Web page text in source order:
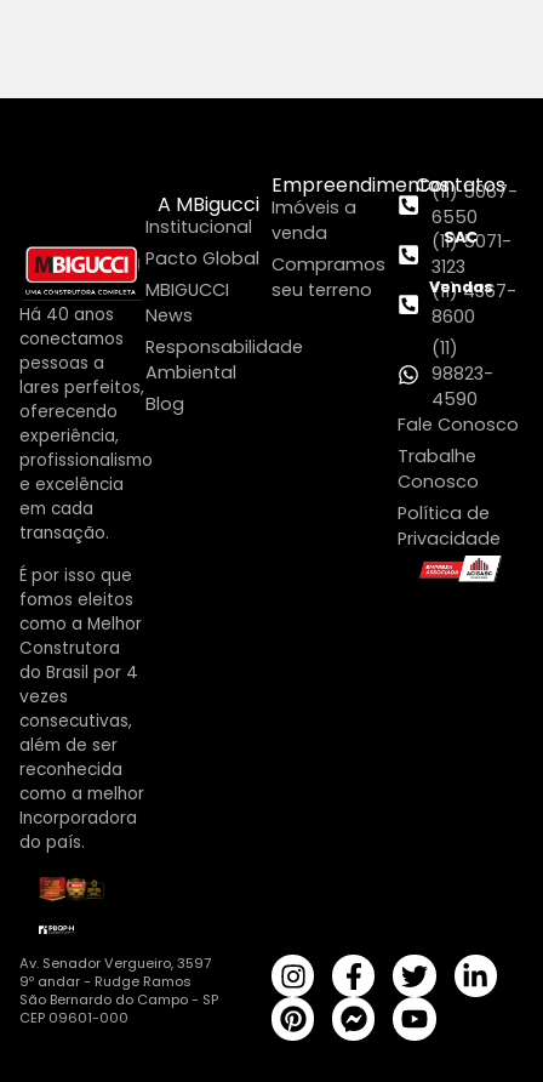
Há 40 anos
conectamos
pessoas a
lares perfeitos,
oferecendo
experiência,
profissionalismo
e excelência
em cada
transação.
É por isso que
fomos eleitos
como a Melhor
Construtora
do Brasil por 4
vezes
consecutivas,
além de ser
reconhecida
como a melhor
Incorporadora
do país.
A MBigucci
Institucional
Pacto Global
MBIGUCCI
News
Responsabilidade
Ambiental
Blog
Empreendimentos
Imóveis a
venda
Compramos
seu terreno
Contatos
(11) 5067-
6550
SAC
(11) 5071-
3123
Vendas
(11) 4367-
8600
(11)
98823-
4590
Fale Conosco
Trabalhe
Conosco
Política de
Privacidade
Av. Senador Vergueiro, 3597
9º andar - Rudge Ramos
São Bernardo do Campo - SP
CEP 09601-000